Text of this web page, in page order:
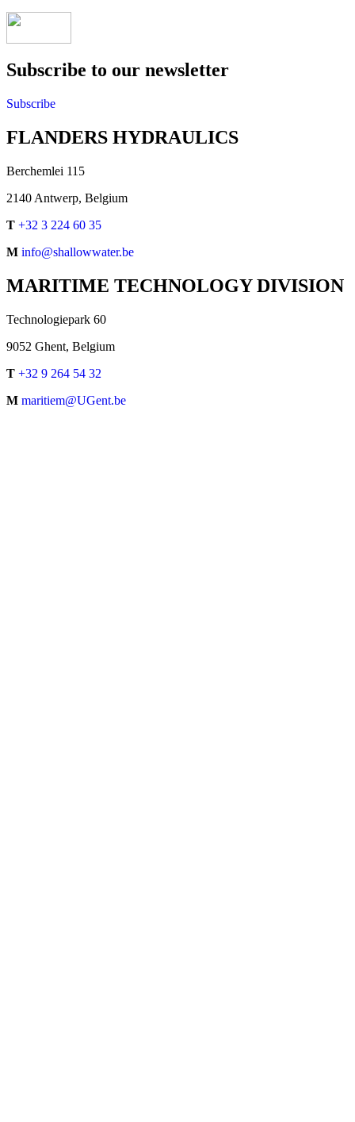
Subscribe to our newsletter
Subscribe
FLANDERS HYDRAULICS
Berchemlei 115
2140 Antwerp, Belgium
T +32 3 224 60 35
M info@shallowwater.be
MARITIME TECHNOLOGY DIVISION
Technologiepark 60
9052 Ghent, Belgium
T +32 9 264 54 32
M maritiem@UGent.be